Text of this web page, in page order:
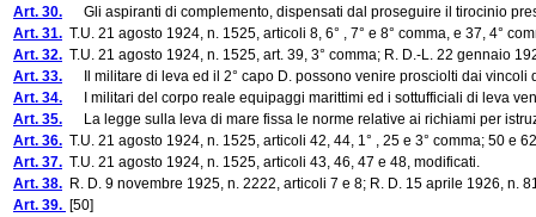
Art. 30. Gli aspiranti di complemento, dispensati dal proseguire il tirocinio
Art. 31. T.U. 21 agosto 1924, n. 1525, articoli 8, 6° , 7° e 8° comma, e 37, 4°
Art. 32. T.U. 21 agosto 1924, n. 1525, art. 39, 3° comma; R. D.-L. 22 gennaio
Art. 33. Il militare di leva ed il 2° capo D. possono venire prosciolti dai vincoli
Art. 34. I militari del corpo reale equipaggi marittimi ed i sottufficiali di leva
Art. 35. La legge sulla leva di mare fissa le norme relative ai richiami per
Art. 36. T.U. 21 agosto 1924, n. 1525, articoli 42, 44, 1° , 25 e 3° comma; 50 e
Art. 37. T.U. 21 agosto 1924, n. 1525, articoli 43, 46, 47 e 48, modificati.
Art. 38. R. D. 9 novembre 1925, n. 2222, articoli 7 e 8; R. D. 15 aprile 1926, n.
Art. 39. [50]